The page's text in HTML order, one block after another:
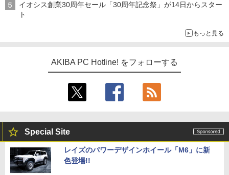
イオシス創業30周年セール「30周年記念祭」が14日からスター
ト
もっと見る
AKIBA PC Hotline! をフォローする
Special Site
レイズのパワーデザインホイール「M6」に新
色登場!!